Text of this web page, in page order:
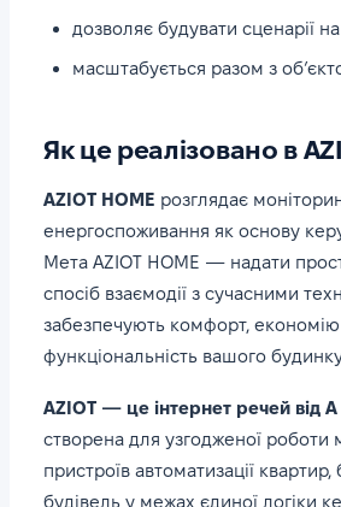
дозволяє будувати сценарії
масштабується разом з
Як це реалізовано в
AZIOT HOME розглядає
енергоспоживання як основу
Мета AZIOT HOME — надати
спосіб взаємодії з сучасними
забезпечують комфорт, економію
функціональність вашого
AZIOT — це інтернет речей від
створена для узгодженої роботи
пристроїв автоматизації квартир,
будівель у межах єдиної логіки